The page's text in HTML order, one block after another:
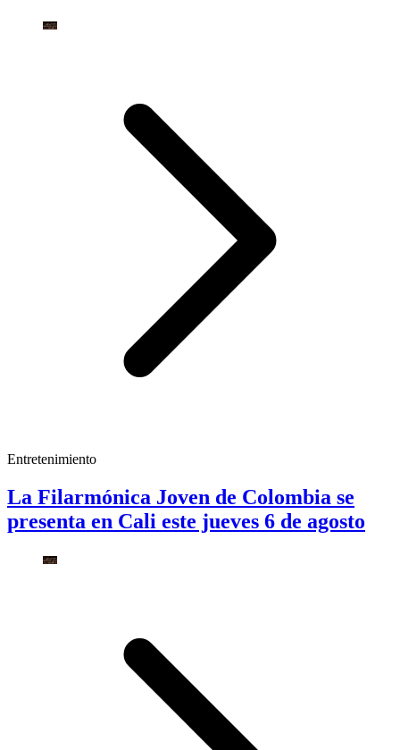
Entretenimiento
La Filarmónica Joven de Colombia se
presenta en Cali este jueves 6 de agosto